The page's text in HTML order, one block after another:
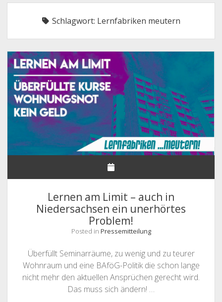
STELLUNGNAHMEN
MITGLIEDER
SATZUNG & GO
Offene
Drop-
Down-
Menü
SATZUNG
GESCHÄFTSORDNUNG
LINKS & FAQ
Offene
Drop-
Down-
Menü
LINKS
FAQ
KONTAKT & IMPRESSUM
Schlagwort: Lernfabriken meutern
Lernen am Limit – auch in
Niedersachsen ein unerhörtes
Problem!
Posted in Pressemitteilung
Überfüllt Seminarräume, zu wenig und zu teurer
Wohnraum und eine BAföG-Politik die schon lange
nicht mehr den aktuellen Ansprüchen gerecht wird.
Das muss sich ändern! …